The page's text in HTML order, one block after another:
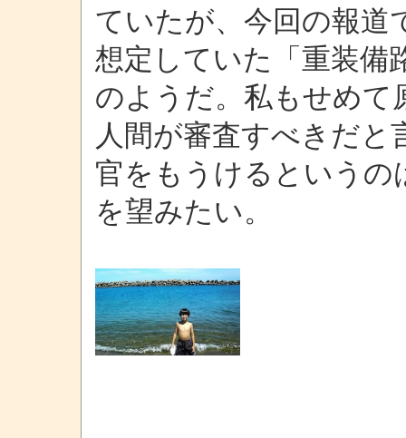
ていたが、今回の報道
想定していた「重装備
のようだ。私もせめて
人間が審査すべきだ
官をもうけるというの
を望みたい。